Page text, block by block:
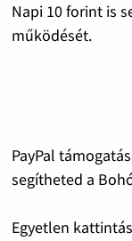
Napi 10 forint is
működését.
PayPal
segítheted a
Egyetlen